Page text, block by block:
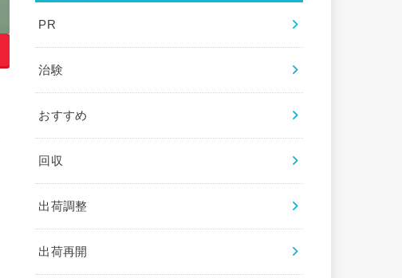
PR
治験
おすすめ
回収
出荷調整
出荷再開